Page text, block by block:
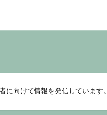
に向けて情報を発信しています。